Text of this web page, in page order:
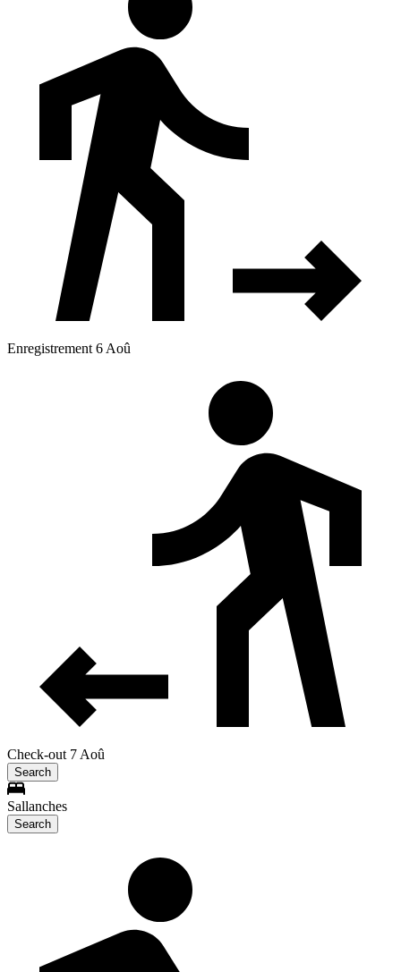
Enregistrement 6 Aoû
Check-out 7 Aoû
Search
Sallanches
Search